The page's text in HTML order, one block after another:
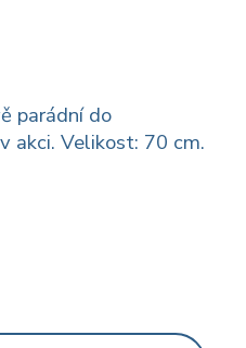
parádní do
akci. Velikost: 70 cm.